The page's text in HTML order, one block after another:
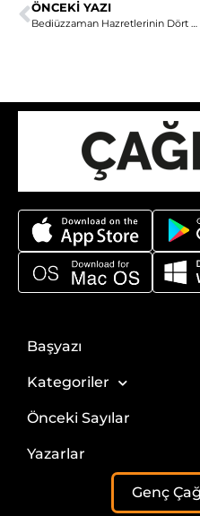
ÖNCEKI YAZI
Bediüzzaman Hazretlerinin Dört Vasfı
Başyazı
Kategoriler
Önceki Sayılar
Yazarlar
Genç